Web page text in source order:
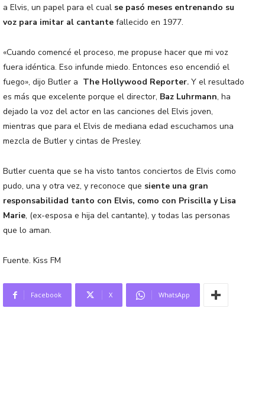
a Elvis, un papel para el cual se pasó meses entrenando su
voz para imitar al cantante fallecido en 1977.
«Cuando comencé el proceso, me propuse hacer que mi voz
fuera idéntica. Eso infunde miedo. Entonces eso encendió el
fuego», dijo Butler a The Hollywood Reporter. Y el resultado
es más que excelente porque el director, Baz Luhrmann, ha
dejado la voz del actor en las canciones del Elvis joven,
mientras que para el Elvis de mediana edad escuchamos una
mezcla de Butler y cintas de Presley.
Butler cuenta que se ha visto tantos conciertos de Elvis como
pudo, una y otra vez, y reconoce que siente una gran
responsabilidad tanto con Elvis, como con Priscilla y Lisa
Marie, (ex-esposa e hija del cantante), y todas las personas
que lo aman.
Fuente. Kiss FM
Facebook X WhatsApp